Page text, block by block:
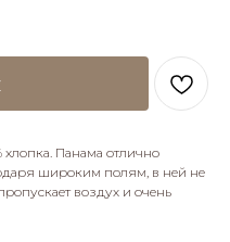
Панама отлично
широким полям, в ней не
воздух и очень